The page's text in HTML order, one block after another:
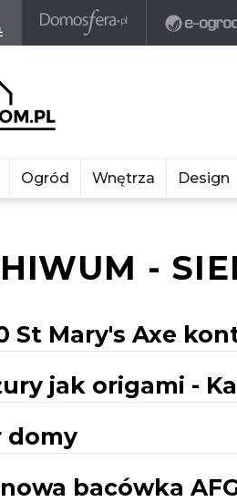
Ogród Wnętrza Design
-
St Mary's Axe
jak origami -
domy
bacówka